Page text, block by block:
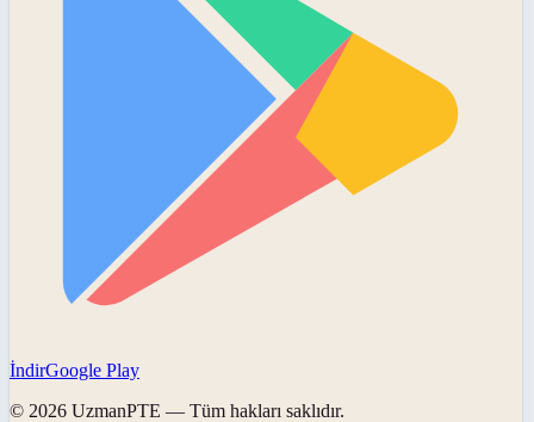
İndirGoogle Play
© 2026 UzmanPTE — Tüm hakları saklıdır.